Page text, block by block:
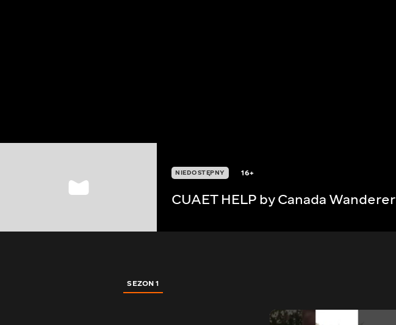
NIEDOSTĘPNY 16+
CUAET HELP by Canada Wanderer
SEZON 1